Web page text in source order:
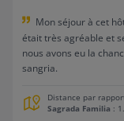
Mon séjour à cet
était très agréable et
nous avons eu la
sangria.
Distance par
Sagrada Familia :